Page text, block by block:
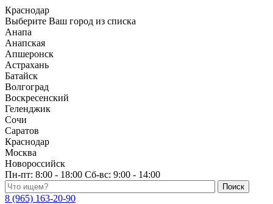
Краснодар
Выберите Ваш город из списка
Анапа
Анапская
Апшеронск
Астрахань
Батайск
Волгоград
Воскресенский
Геленджик
Сочи
Саратов
Краснодар
Москва
Новороссийск
Пн-пт: 8:00 - 18:00 Сб-вс: 9:00 - 14:00
Поиск по каталогу
8 (965) 163-20-90